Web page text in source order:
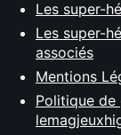
Les super-
Les super-
associés
Mentions
Politique de